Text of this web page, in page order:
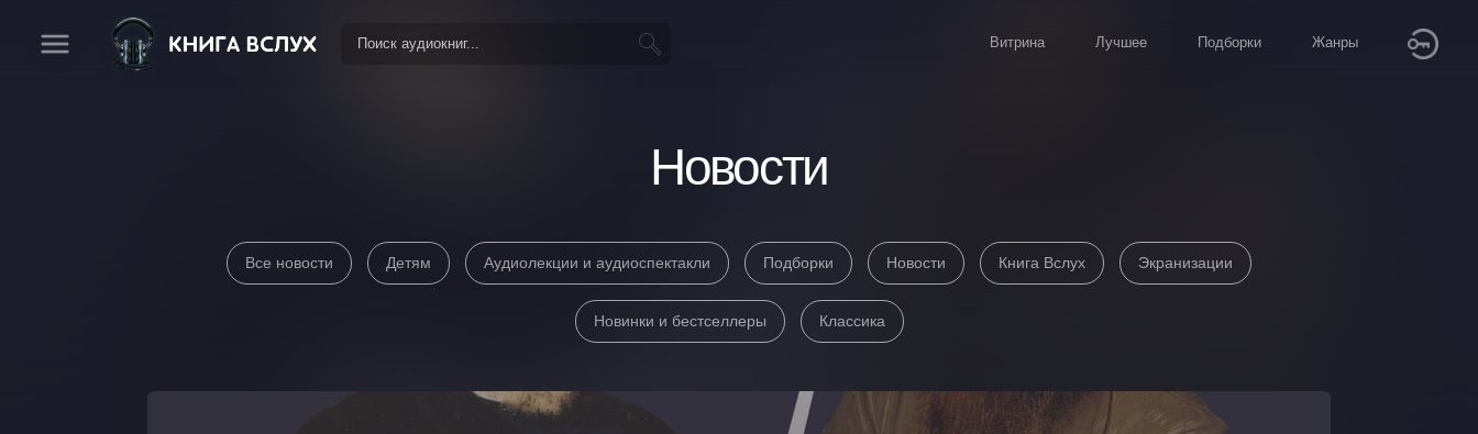
Витрина Лучшее Подборки Жанры
Новости
Все новости Детям Аудиолекции и аудиоспектакли Подборки Новости Книга Вслух Экранизации
Новинки и бестселлеры Классика